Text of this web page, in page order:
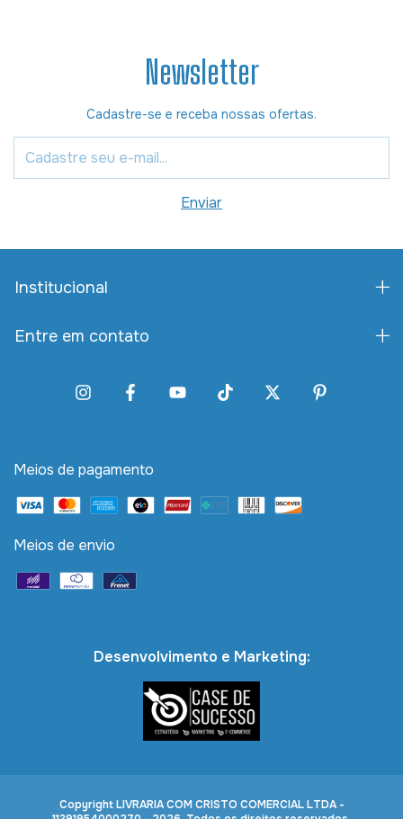
Newsletter
Cadastre-se e receba nossas ofertas.
Institucional
Entre em contato
Meios de pagamento
Meios de envio
Desenvolvimento e Marketing:
Copyright LIVRARIA COM CRISTO COMERCIAL LTDA -